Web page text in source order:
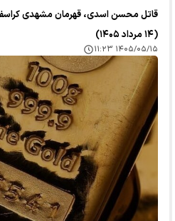
قاتل محسن اسدی، قهرمان مشهدی
(۱۴ مرداد ۱۴۰۵)
۱۴۰۵/۰۵/۱۵ ۱۱:۲۳